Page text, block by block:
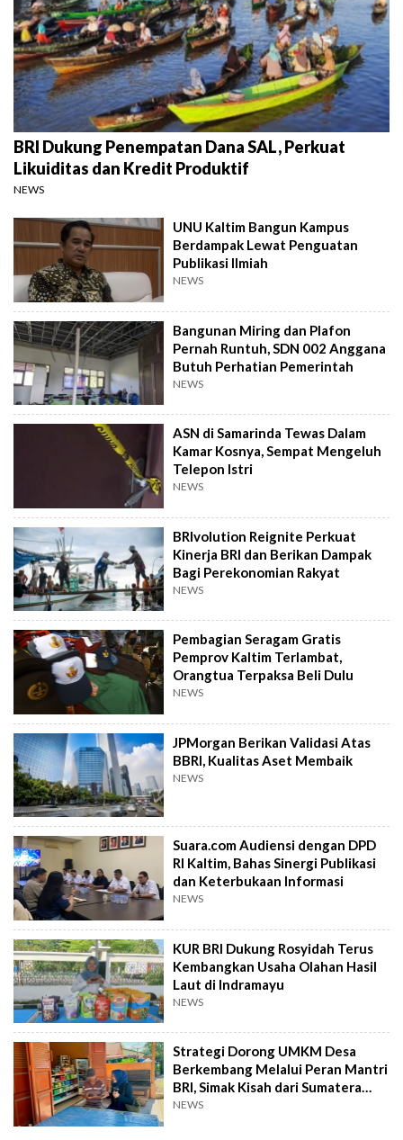
BRI Dukung Penempatan Dana SAL, Perkuat
Likuiditas dan Kredit Produktif
NEWS
UNU Kaltim Bangun Kampus
Berdampak Lewat Penguatan
Publikasi Ilmiah
NEWS
Bangunan Miring dan Plafon
Pernah Runtuh, SDN 002 Anggana
Butuh Perhatian Pemerintah
NEWS
ASN di Samarinda Tewas Dalam
Kamar Kosnya, Sempat Mengeluh
Telepon Istri
NEWS
BRIvolution Reignite Perkuat
Kinerja BRI dan Berikan Dampak
Bagi Perekonomian Rakyat
NEWS
Pembagian Seragam Gratis
Pemprov Kaltim Terlambat,
Orangtua Terpaksa Beli Dulu
NEWS
JPMorgan Berikan Validasi Atas
BBRI, Kualitas Aset Membaik
NEWS
Suara.com Audiensi dengan DPD
RI Kaltim, Bahas Sinergi Publikasi
dan Keterbukaan Informasi
NEWS
KUR BRI Dukung Rosyidah Terus
Kembangkan Usaha Olahan Hasil
Laut di Indramayu
NEWS
Strategi Dorong UMKM Desa
Berkembang Melalui Peran Mantri
BRI, Simak Kisah dari Sumatera
Utara Ini
NEWS